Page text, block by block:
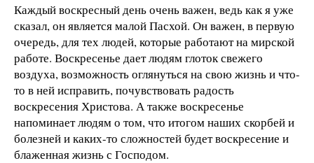
Каждый воскресный день очень важен, ведь как я уже
сказал, он является малой Пасхой. Он важен, в первую
очередь, для тех людей, которые работают на мирской
работе. Воскресенье дает людям глоток свежего
воздуха, возможность оглянуться на свою жизнь и что-
то в ней исправить, почувствовать радость
воскресения Христова. А также воскресенье
напоминает людям о том, что итогом наших скорбей и
болезней и каких-то сложностей будет воскресение и
блаженная жизнь с Господом.